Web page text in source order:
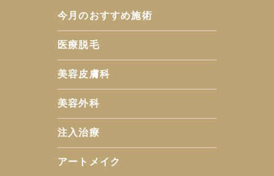
今月のおすすめ施術
医療脱毛
美容皮膚科
美容外科
注入治療
アートメイク